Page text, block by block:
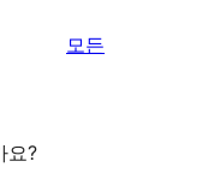
모든
요?